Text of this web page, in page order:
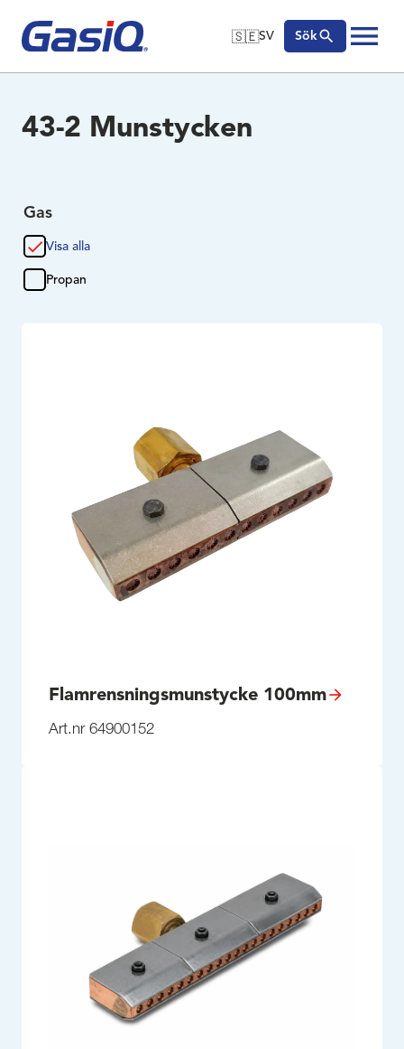
Hoppa till innehåll
🇸🇪SV
🇬🇧English
🇸🇪Svenska
Sök
43-2 Munstycken
Gas
Visa alla
Propan
Flamrensningsmunstycke 100mm
Art.nr 64900152